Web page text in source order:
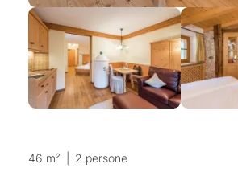
46 m² 2 persone